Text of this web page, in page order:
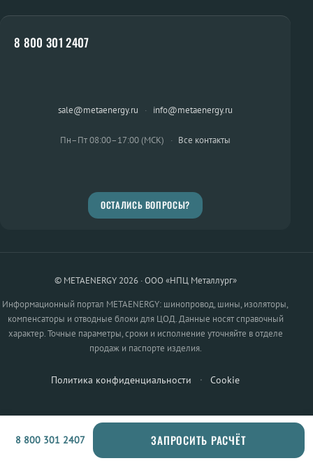
8 800 301 2407
sale@metaenergy.ru · info@metaenergy.ru
Пн–Пт 08:00–17:00 (МСК) · Все контакты
ОСТАЛИСЬ ВОПРОСЫ?
© METAENERGY 2026 · ООО «НПЦ Металлург»
Информационный портал METAENERGY: шинопровод, шины, изоляторы,
компенсаторы и отводные блоки для ЦОД. Данные носят справочный
характер. Точные параметры, сроки и исполнение уточняйте в отделе
продаж и паспорте изделия.
Политика конфиденциальности · Cookie
8 800 301 2407 ЗАПРОСИТЬ РАСЧЁТ